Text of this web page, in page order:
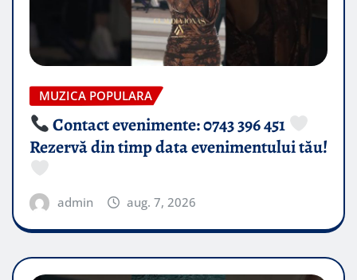
MUZICA POPULARA
Contact evenimente: 0743 396 451
Rezervă din timp data evenimentului tău!
admin aug. 7, 2026